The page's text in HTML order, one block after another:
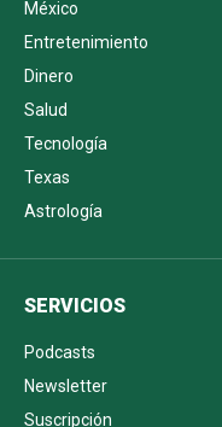
México
Entretenimiento
Dinero
Salud
Tecnología
Texas
Astrología
SERVICIOS
Podcasts
Newsletter
Suscripción